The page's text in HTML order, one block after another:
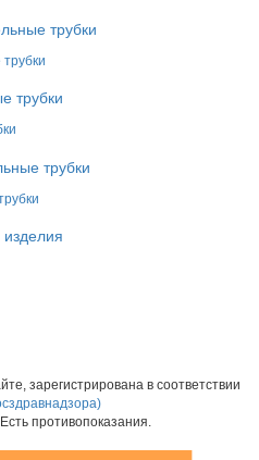
зарегистрирована в соответствии
противопоказания.